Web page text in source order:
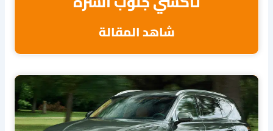
شاهد المقالة